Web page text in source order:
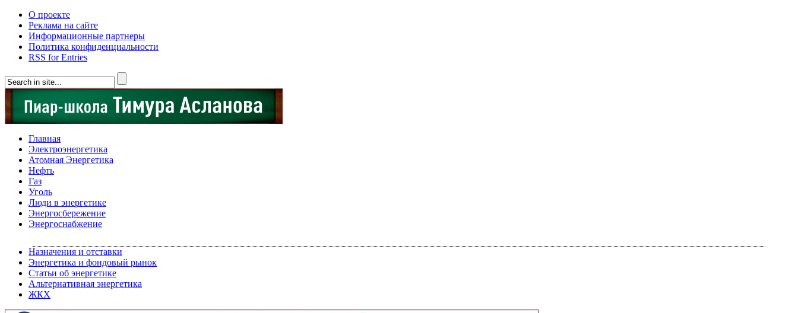
О проекте
Реклама на сайте
Информационные партнеры
Политика конфиденциальности
RSS for Entries
Главная
Электроэнергетика
Атомная Энергетика
Нефть
Газ
Уголь
Люди в энергетике
Энергосбережение
Энергоснабжение
Назначения и отставки
Энергетика и фондовый рынок
Статьи об энергетике
Альтернативная энергетика
ЖКХ